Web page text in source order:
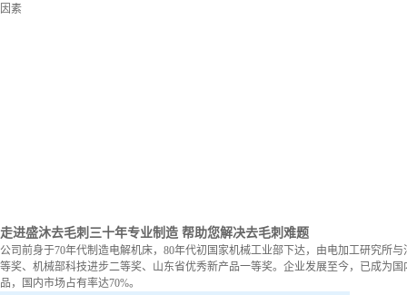
因素
走进盛沐去毛刺 三十年专业制造 帮助您解决去毛刺难题
公司前身于70年代制造电解机床，80年代初国家机械工业部下达，由电加工研究所
等奖、机械部科技进步二等奖、山东省优秀新产品一等奖。企业发展至今，已成为
品，国内市场占有率达70%。